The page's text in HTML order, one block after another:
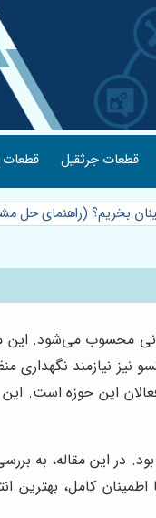
قطعات جرثقیل قطعات
بخریم؟ (راهنمای حل
محسوب می‌شود.
نیز نیازمند
این حوزه است.
در این مقاله،
کامل، بهترین